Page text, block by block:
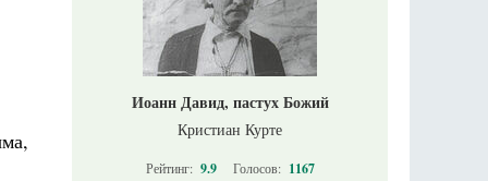
Иоанн Давид, пастух Божий
Кристиан Курте
Рейтинг: 9.9 Голосов: 1167